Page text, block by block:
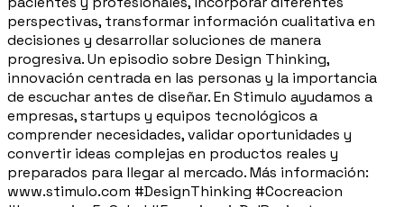
perspectivas, transformar información cualitativa en
decisiones y desarrollar soluciones de manera
progresiva. Un episodio sobre Design Thinking,
innovación centrada en las personas y la importancia
de escuchar antes de diseñar. En Stimulo ayudamos a
empresas, startups y equipos tecnológicos a
comprender necesidades, validar oportunidades y
convertir ideas complejas en productos reales y
preparados para llegar al mercado. Más información:
www.stimulo.com #DesignThinking #Cocreacion